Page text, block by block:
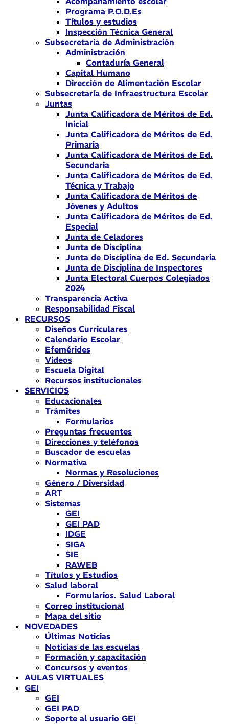
Programa P.O.D.Es
Títulos y estudios
Inspección Técnica General
Subsecretaría de Administración
Administración
Contaduría General
Capital Humano
Dirección de Alimentación Escolar
Subsecretaría de Infraestructura Escolar
Juntas
Junta Calificadora de Méritos de Ed.
Inicial
Junta Calificadora de Méritos de Ed.
Primaria
Junta Calificadora de Méritos de Ed.
Secundaria
Junta Calificadora de Méritos de Ed.
Técnica y Trabajo
Junta Calificadora de Méritos de
Jóvenes y Adultos
Junta Calificadora de Méritos de Ed.
Especial
Junta de Celadores
Junta de Disciplina
Junta de Disciplina de Ed. Secundaria
Junta de Disciplina de Inspectores
Junta Electoral Cuerpos Colegiados
2024
Transparencia Activa
Responsabilidad Fiscal
RECURSOS
Diseños Curriculares
Calendario Escolar
Efemérides
Videos
Escuela Digital
Recursos institucionales
SERVICIOS
Educacionales
Trámites
Formularios
Preguntas frecuentes
Direcciones y teléfonos
Buscador de escuelas
Normativa
Normas y Resoluciones
Género / Diversidad
ART
Sistemas
GEI
GEI PAD
IDGE
SIGA
SIE
RAWEB
Títulos y Estudios
Salud laboral
Formularios. Salud Laboral
Correo institucional
Mapa del sitio
NOVEDADES
Últimas Noticias
Noticias de las escuelas
Formación y capacitación
Concursos y eventos
AULAS VIRTUALES
GEI
GEI
GEI PAD
Soporte al usuario GEI